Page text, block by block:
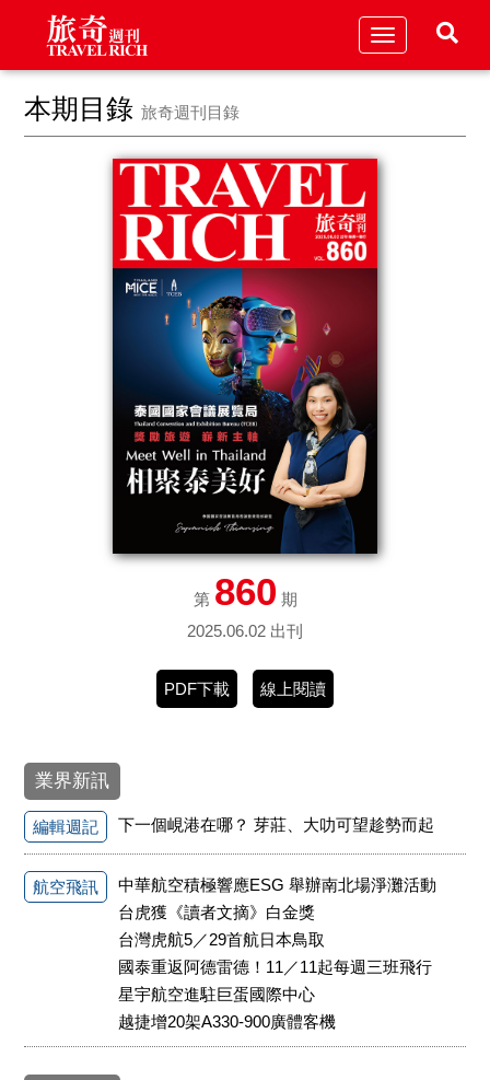
Toggle
本期目錄 旅奇週刊目錄
第 860 期
2025.06.02 出刊
PDF下載 線上閱讀
業界新訊
編輯週記 下一個峴港在哪？ 芽莊、大叻可望趁勢而起
航空飛訊
中華航空積極響應ESG 舉辦南北場淨灘活動
台虎獲《讀者文摘》白金獎
台灣虎航5／29首航日本鳥取
國泰重返阿德雷德！11／11起每週三班飛行
星宇航空進駐巨蛋國際中心
越捷增20架A330-900廣體客機